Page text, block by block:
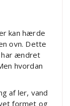
kan hærde
ovn. Dette
har ændret
hvordan
af ler, vand
formet og